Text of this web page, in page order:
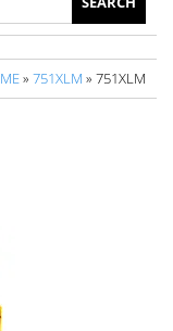
» 751XLM » 751XLM